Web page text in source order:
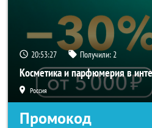
20:53:25 Получили:2
Косметика и парфюмерия в
Россия
Промокод